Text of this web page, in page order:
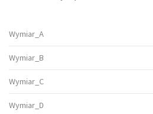
Wymiar_A
Wymiar_B
Wymiar_C
Wymiar_D